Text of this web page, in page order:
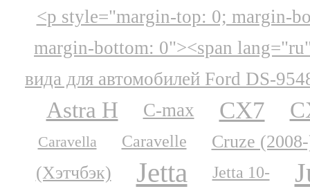
<p style="margin-top: 0; margin-
margin-bottom: 0"><span
вида для автомобилей Ford DS-
Astra H C-max CX7
Caravella Caravelle
Cruze
(Хэтчбэк)
Jetta Jetta 10-